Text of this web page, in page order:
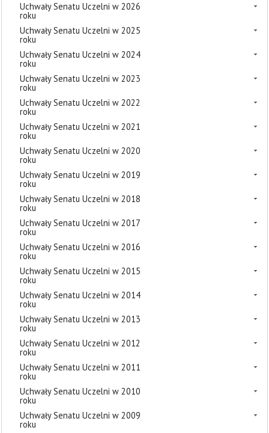
Uchwały Senatu Uczelni w 2026
roku
Uchwały Senatu Uczelni w 2025
roku
Uchwały Senatu Uczelni w 2024
roku
Uchwały Senatu Uczelni w 2023
roku
Uchwały Senatu Uczelni w 2022
roku
Uchwały Senatu Uczelni w 2021
roku
Uchwały Senatu Uczelni w 2020
roku
Uchwały Senatu Uczelni w 2019
roku
Uchwały Senatu Uczelni w 2018
roku
Uchwały Senatu Uczelni w 2017
roku
Uchwały Senatu Uczelni w 2016
roku
Uchwały Senatu Uczelni w 2015
roku
Uchwały Senatu Uczelni w 2014
roku
Uchwały Senatu Uczelni w 2013
roku
Uchwały Senatu Uczelni w 2012
roku
Uchwały Senatu Uczelni w 2011
roku
Uchwały Senatu Uczelni w 2010
roku
Uchwały Senatu Uczelni w 2009
roku